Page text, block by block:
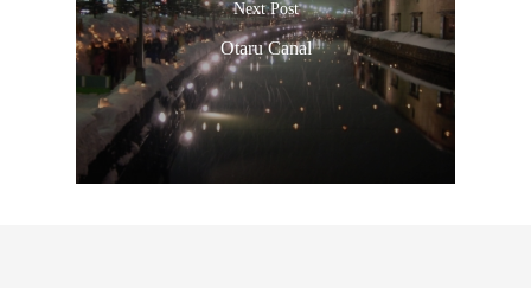
Next Post
Otaru Canal